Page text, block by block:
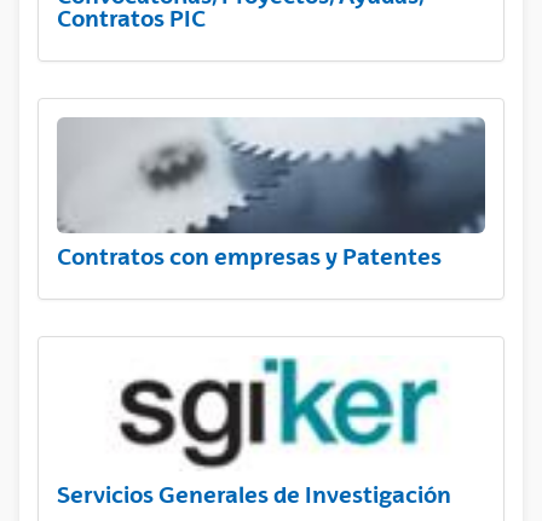
Contratos PIC
Contratos con empresas y Patentes
Servicios Generales de Investigación